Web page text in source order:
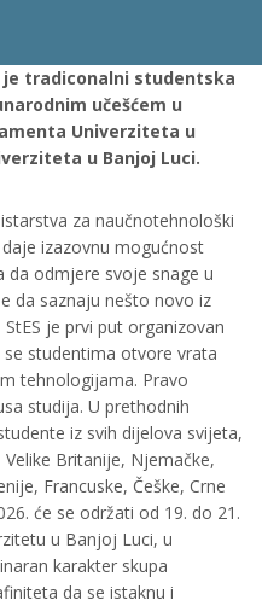
je tradiconalni studentska
učešćem u
Univerziteta u
u Banjoj Luci.
za naučnotehnološki
izazovnu mogućnost
da odmjere svoje snage u
da saznaju nešto novo iz
je prvi put organizovan
studentima otvore vrata
tehnologijama. Pravo
studija. U prethodnih
iz svih dijelova svijeta,
Britanije, Njemačke,
Francuske, Češke, Crne
će se održati od 19. do 21.
u Banjoj Luci, u
karakter skupa
da se istaknu i